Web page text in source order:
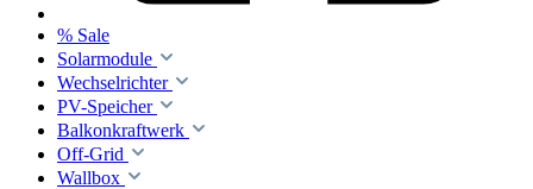
% Sale
Solarmodule
Wechselrichter
PV-Speicher
Balkonkraftwerk
Off-Grid
Wallbox